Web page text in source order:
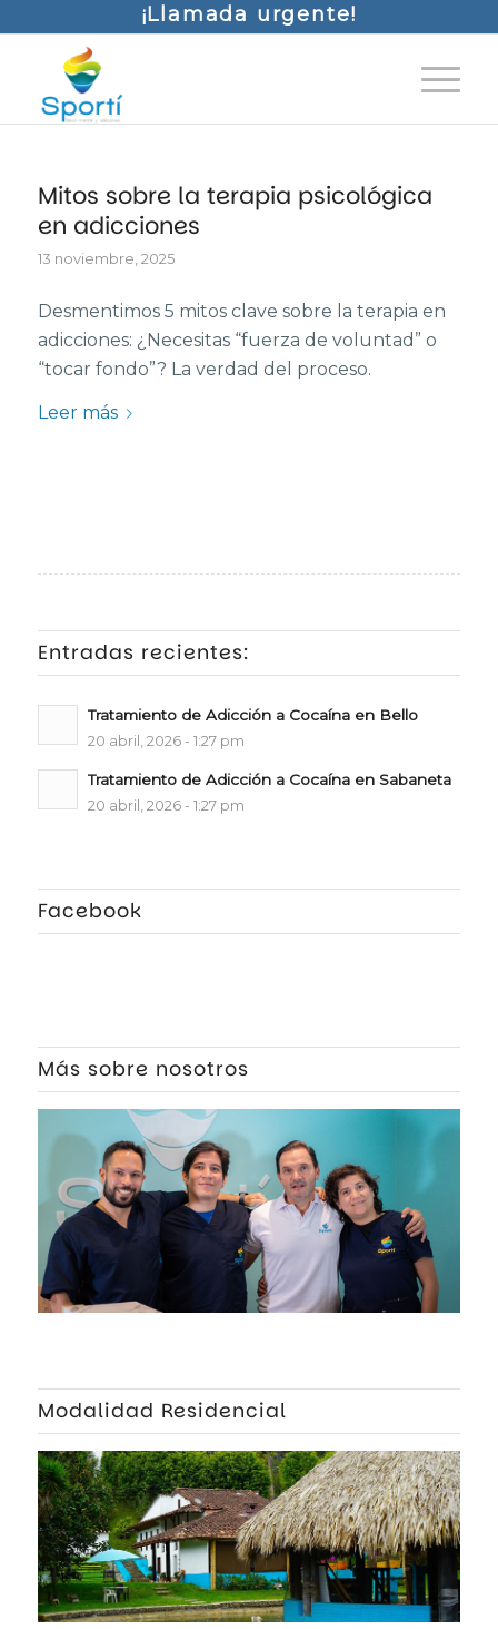
¡Llamada urgente!
Mitos sobre la terapia psicológica
en adicciones
13 noviembre, 2025
Desmentimos 5 mitos clave sobre la terapia en
adicciones: ¿Necesitas “fuerza de voluntad” o
“tocar fondo”? La verdad del proceso.
Leer más
Entradas recientes:
Tratamiento de Adicción a Cocaína en Bello
20 abril, 2026 - 1:27 pm
Tratamiento de Adicción a Cocaína en Sabaneta
20 abril, 2026 - 1:27 pm
Facebook
Más sobre nosotros
Modalidad Residencial